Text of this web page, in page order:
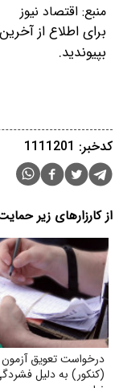
منبع: اقتصاد نیوز
برای اطلاع از
بپیوندید.
کدخبر: 1111201
از کارزارهای زیر
درخواست تعویق
(کنکور) به دلیل